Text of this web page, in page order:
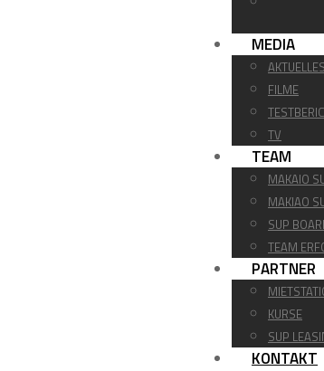
MEDIA
AKTUELLES
FILME
TV
TEAM
MAKAIO
MAKIAO
SUP
TEAM
PARTNER
KURSE
SUP
KONTAKT